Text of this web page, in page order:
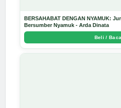
BERSAHABAT DENGAN NYAMUK:
Bersumber Nyamuk - Arda Dinata
Beli / Baca